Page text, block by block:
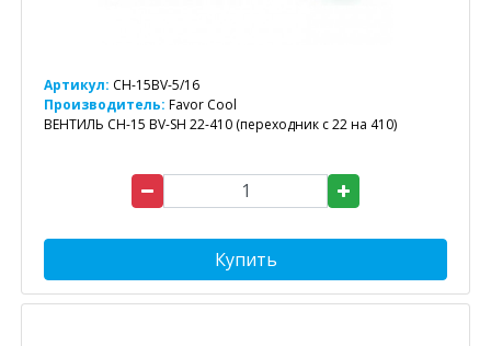
Артикул: CH-15BV-5/16
Производитель: Favor Cool
ВЕНТИЛЬ CH-15 BV-SH 22-410 (переходник с 22 на 410)
Купить